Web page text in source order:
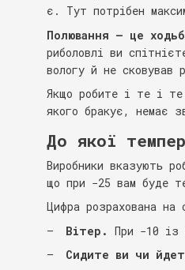
є. Тут потрібен
Полювання — це
риболовлі ви
вологу й не сковував
Якщо робите і те і
якого бракує, немає
До якої
Виробники вказують
що при −25 вам буде
Цифра розрахована на
Вітер. При −10 із
Сидите ви чи